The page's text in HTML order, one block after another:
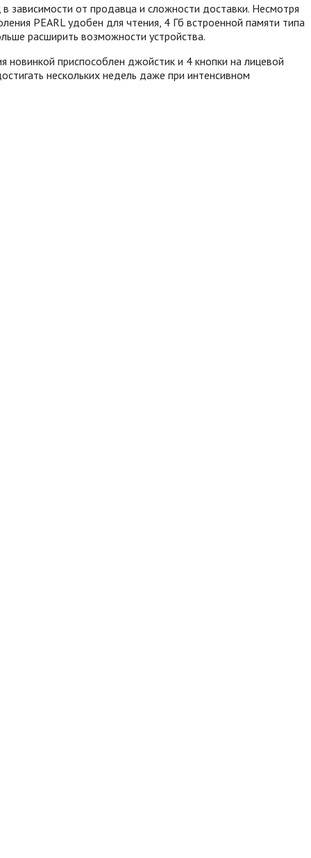
зависимости от продавца и сложности доставки. Несмотря
PEARL удобен для чтения, 4 Гб встроенной памяти типа
расширить возможности устройства.
новинкой приспособлен джойстик и 4 кнопки на лицевой
нескольких недель даже при интенсивном